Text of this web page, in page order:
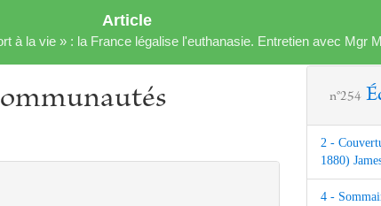
Article
à la vie » : la France légalise l'euthanasie. Entretien avec Mgr
n°254
2 -
1880)
4 -